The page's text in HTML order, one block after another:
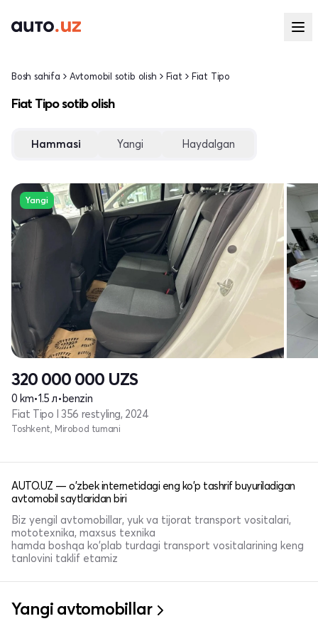
Bosh sahifa Avtomobil sotib olish Fiat Fiat Tipo
Fiat Tipo sotib olish
Hammasi Yangi Haydalgan
Yangi
320 000 000 UZS
0 km•1.5 л•benzin
Fiat Tipo I 356 restyling, 2024
Toshkent, Mirobod tumani
AUTO.UZ — o'zbek internetidagi eng ko'p tashrif buyuriladigan
avtomobil saytlaridan biri
Biz yengil avtomobillar, yuk va tijorat transport vositalari,
mototexnika, maxsus texnika
hamda boshqa ko'plab turdagi transport vositalarining keng
tanlovini taklif etamiz
Yangi avtomobillar